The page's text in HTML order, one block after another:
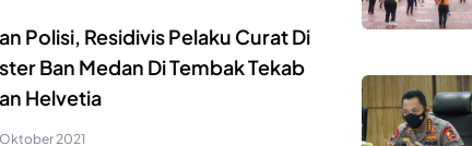
Polisi, Residivis Pelaku Curat Di
Ban Medan Di Tembak Tekab
Helvetia
2021